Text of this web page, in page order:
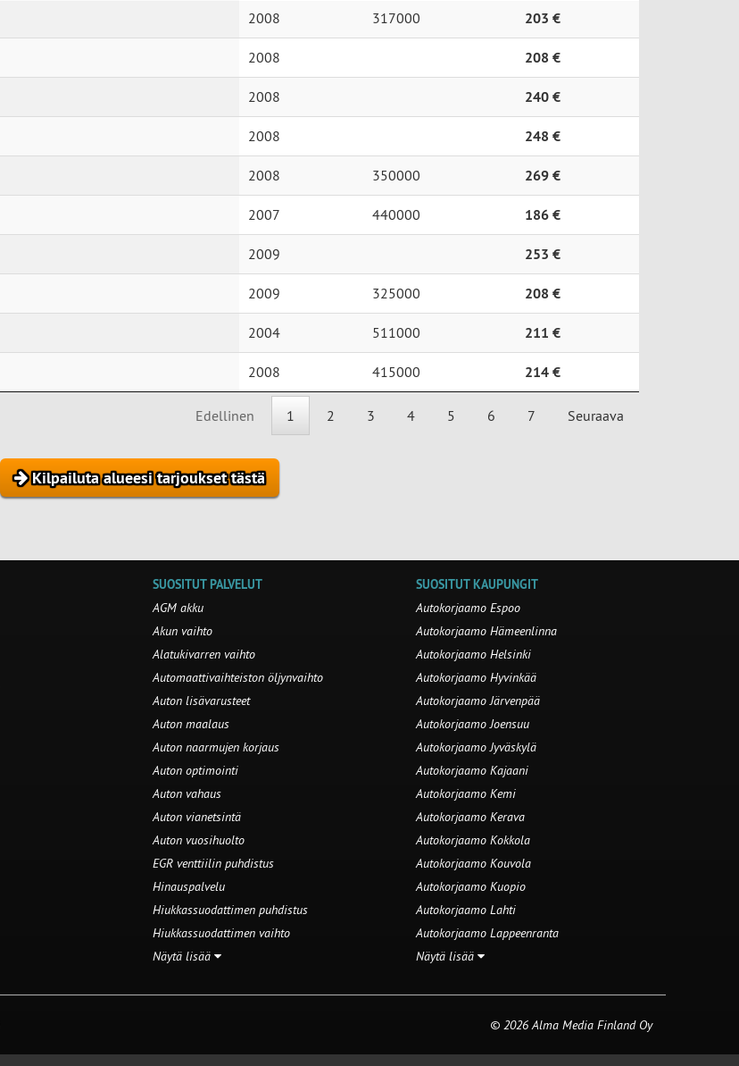
Vuosimalli Mittarilukema Keskihinta
2008 317000 203 €
2008 208 €
2008 240 €
2008 248 €
2008 350000 269 €
2007 440000 186 €
2009 253 €
2009 325000 208 €
2004 511000 211 €
2008 415000 214 €
Edellinen 1 2 3 4 5 6 7 Seuraava
Kilpailuta alueesi tarjoukset tästä
SUOSITUT PALVELUT
AGM akku
Akun vaihto
Alatukivarren vaihto
Automaattivaihteiston öljynvaihto
Auton lisävarusteet
Auton maalaus
Auton naarmujen korjaus
Auton optimointi
Auton vahaus
Auton vianetsintä
Auton vuosihuolto
EGR venttiilin puhdistus
Hinauspalvelu
Hiukkassuodattimen puhdistus
Hiukkassuodattimen vaihto
Näytä lisää
SUOSITUT KAUPUNGIT
Autokorjaamo Espoo
Autokorjaamo Hämeenlinna
Autokorjaamo Helsinki
Autokorjaamo Hyvinkää
Autokorjaamo Järvenpää
Autokorjaamo Joensuu
Autokorjaamo Jyväskylä
Autokorjaamo Kajaani
Autokorjaamo Kemi
Autokorjaamo Kerava
Autokorjaamo Kokkola
Autokorjaamo Kouvola
Autokorjaamo Kuopio
Autokorjaamo Lahti
Autokorjaamo Lappeenranta
Näytä lisää
© 2026 Alma Media Finland Oy